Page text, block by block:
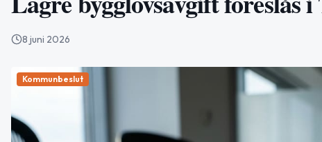
8 juni 2026
Kommunbeslut